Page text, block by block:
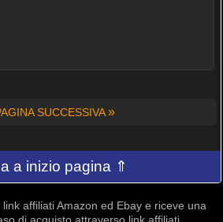
SUCCESSIVA»
a inizio pagina ⇑
affiliati Amazon ed Ebay e riceve una
di acquisto attraverso link affiliati.